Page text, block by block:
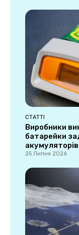
СТАТТІ
Виробники
батарейки
акумуляторів
25 Липня 2026